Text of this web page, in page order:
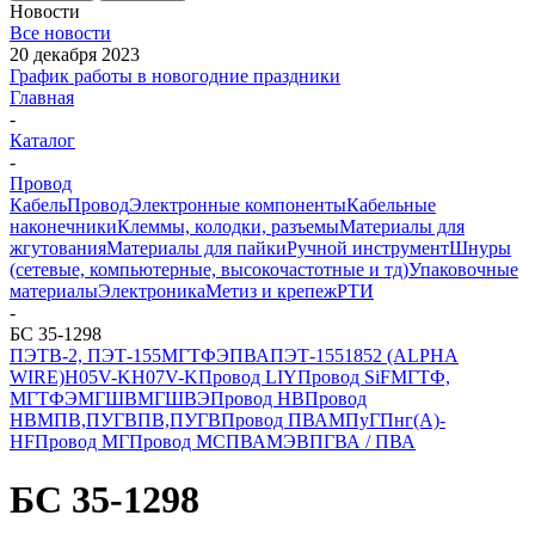
Новости
Все новости
20 декабря 2023
График работы в новогодние праздники
Главная
-
Каталог
-
Провод
КабельПроводЭлектронные компонентыКабельные
наконечникиКлеммы, колодки, разъемыМатериалы для
жгутованияМатериалы для пайкиРучной инструментШнуры
(сетевые, компьютерные, высокочастотные и тд)Упаковочные
материалыЭлектроникаМетиз и крепежРТИ
-
БС 35-1298
ПЭТВ-2, ПЭТ-155МГТФЭПВАПЭТ-1551852 (ALPHA
WIRE)H05V-KH07V-KПровод LIYПровод SiFМГТФ,
МГТФЭМГШВМГШВЭПровод НВПровод
НВМПВ,ПУГВПВ,ПУГВПровод ПВАМПуГПнг(A)-
HFПровод МГПровод МСПВАМЭВПГВА / ПВА
БС 35-1298